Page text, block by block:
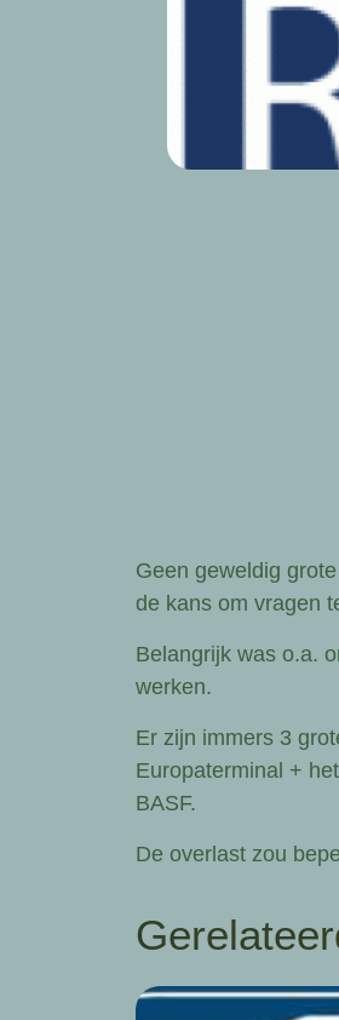
Geen geweldig
de kans om vragen
Belangrijk was o.a.
werken.
Er zijn immers 3
Europaterminal +
BASF.
De overlast zou